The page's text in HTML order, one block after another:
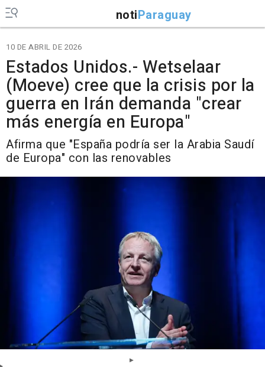
notiParaguay
10 DE ABRIL DE 2026
Estados Unidos.- Wetselaar
(Moeve) cree que la crisis por la
guerra en Irán demanda "crear
más energía en Europa"
Afirma que "España podría ser la Arabia Saudí
de Europa" con las renovables